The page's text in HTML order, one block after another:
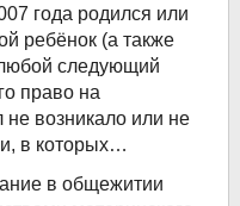
года родился или
ребёнок (а также
следующий
право на
не возникало или не
в которых…
в общежитии